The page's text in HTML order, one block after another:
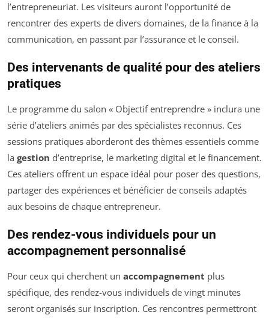
l’entrepreneuriat. Les visiteurs auront l’opportunité de
rencontrer des experts de divers domaines, de la finance à la
communication, en passant par l’assurance et le conseil.
Des intervenants de qualité pour des ateliers
pratiques
Le programme du salon « Objectif entreprendre » inclura une
série d’ateliers animés par des spécialistes reconnus. Ces
sessions pratiques aborderont des thèmes essentiels comme
la gestion d’entreprise, le marketing digital et le financement.
Ces ateliers offrent un espace idéal pour poser des questions,
partager des expériences et bénéficier de conseils adaptés
aux besoins de chaque entrepreneur.
Des rendez-vous individuels pour un
accompagnement personnalisé
Pour ceux qui cherchent un accompagnement plus
spécifique, des rendez-vous individuels de vingt minutes
seront organisés sur inscription. Ces rencontres permettront